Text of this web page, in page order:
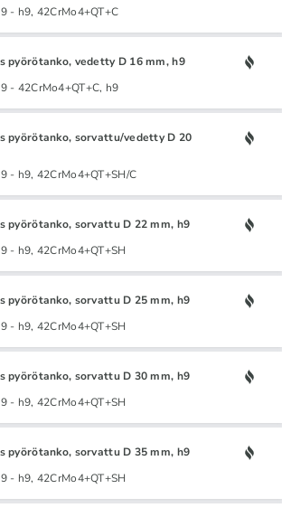
- h9, 42CrMo4+QT+C
pyörötanko, vedetty D 16 mm, h9
- 42CrMo4+QT+C, h9
pyörötanko, sorvattu/vedetty D 20
- h9, 42CrMo4+QT+SH/C
pyörötanko, sorvattu D 22 mm, h9
- h9, 42CrMo4+QT+SH
pyörötanko, sorvattu D 25 mm, h9
- h9, 42CrMo4+QT+SH
pyörötanko, sorvattu D 30 mm, h9
- h9, 42CrMo4+QT+SH
pyörötanko, sorvattu D 35 mm, h9
- h9, 42CrMo4+QT+SH